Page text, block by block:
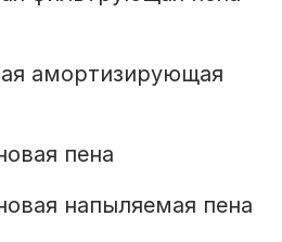
амортизирующая
пена
напыляемая пена